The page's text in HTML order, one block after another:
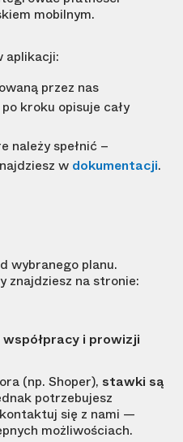
mobilnym.
aplikacji:
przez nas
kroku opisuje cały
należy spełnić –
w dokumentacji.
wybranego planu.
znajdziesz na stronie:
i prowizji
(np. Shoper), stawki są
potrzebujesz
się z nami —
możliwościach.